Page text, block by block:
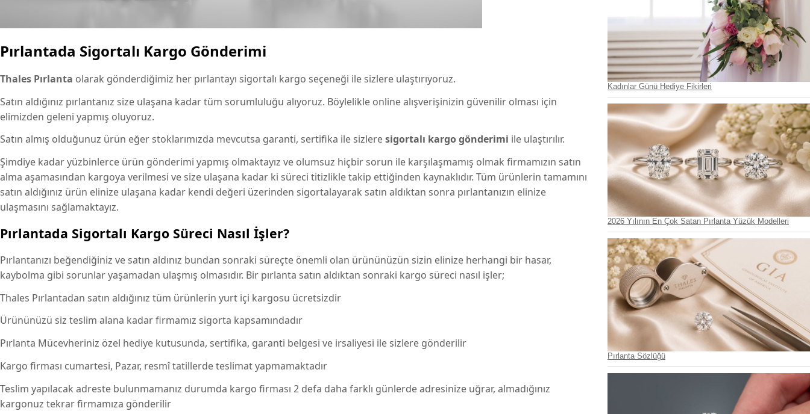
Pırlantada Sigortalı Kargo Gönderimi
Thales Pırlanta olarak gönderdiğimiz her pırlantayı sigortalı kargo seçeneği ile sizlere ulaştırıyoruz.
Satın aldığınız pırlantanız size ulaşana kadar tüm sorumluluğu alıyoruz. Böylelikle online alışverişinizin güvenilir olması için
elimizden geleni yapmış oluyoruz.
Satın almış olduğunuz ürün eğer stoklarımızda mevcutsa garanti, sertifika ile sizleresigortalı kargo gönderimi ile ulaştırılır.
Şimdiye kadar yüzbinlerce ürün gönderimi yapmış olmaktayız ve olumsuz hiçbir sorun ile karşılaşmamış olmak firmamızın satın
alma aşamasından kargoya verilmesi ve size ulaşana kadar ki süreci titizlikle takip ettiğinden kaynaklıdır. Tüm ürünlerin tamamını
satın aldığınız ürün elinize ulaşana kadar kendi değeri üzerinden sigortalayarak satın aldıktan sonra pırlantanızın elinize
ulaşmasını sağlamaktayız.
Pırlantada Sigortalı Kargo Süreci Nasıl İşler?
Pırlantanızı beğendiğiniz ve satın aldınız bundan sonraki süreçte önemli olan ürününüzün sizin elinize herhangi bir hasar,
kaybolma gibi sorunlar yaşamadan ulaşmış olmasıdır. Bir pırlanta satın aldıktan sonraki kargo süreci nasıl işler;
Thales Pırlantadan satın aldığınız tüm ürünlerin yurt içi kargosu ücretsizdir
Ürününüzü siz teslim alana kadar firmamız sigorta kapsamındadır
Pırlanta Mücevheriniz özel hediye kutusunda, sertifika, garanti belgesi ve irsaliyesi ile sizlere gönderilir
Kargo firması cumartesi, Pazar, resmî tatillerde teslimat yapmamaktadır
Teslim yapılacak adreste bulunmamanız durumda kargo firması 2 defa daha farklı günlerde adresinize uğrar, almadığınız
kargonuz tekrar firmamıza gönderilir
Kadınlar Günü Hediye Fikirleri
2026 Yılının En Çok Satan Pırlanta Yüzük Modelleri
Pırlanta Sözlüğü